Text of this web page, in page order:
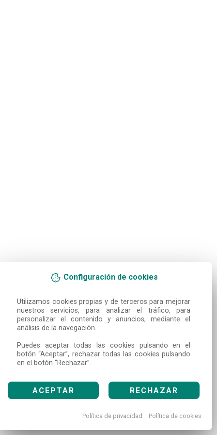
Configuración de cookies
Utilizamos cookies propias y de terceros para mejorar
nuestros servicios, para analizar el tráfico, para
personalizar el contenido y anuncios, mediante el
análisis de la navegación.
Puedes aceptar todas las cookies pulsando en el
botón “Aceptar”, rechazar todas las cookies pulsando
en el botón “Rechazar”
ACEPTAR RECHAZAR
Política de privacidad Política de cookies